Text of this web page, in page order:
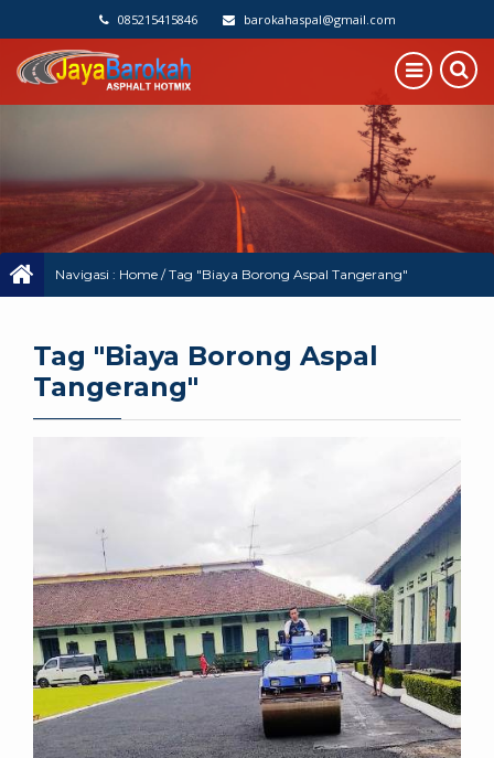
085215415846 barokahaspal@gmail.com
Navigasi : Home /Tag "Biaya Borong Aspal Tangerang"
Tag "Biaya Borong Aspal
Tangerang"